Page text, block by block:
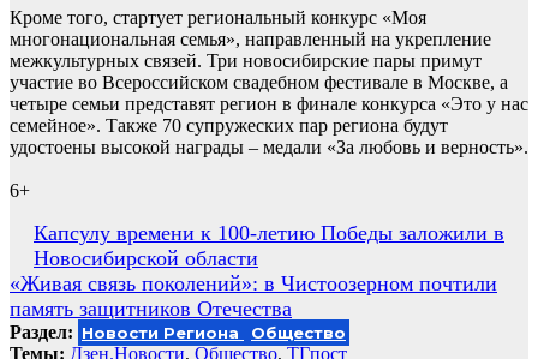
Кроме того, стартует региональный конкурс «Моя
многонациональная семья», направленный на укрепление
межкультурных связей. Три новосибирские пары примут
участие во Всероссийском свадебном фестивале в Москве, а
четыре семьи представят регион в финале конкурса «Это у нас
семейное». Также 70 супружеских пар региона будут
удостоены высокой награды – медали «За любовь и верность».
6+
Навигация
по
записям
Капсулу времени к 100-летию Победы заложили в
Новосибирской области
«Живая связь поколений»: в Чистоозерном почтили
память защитников Отечества
Раздел: Новости Региона Общество
Темы: Дзен.Новости, Общество, ТГпост